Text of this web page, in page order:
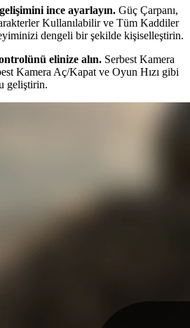
ince ayarlayın. Güç Çarpanı,
Kullanılabilir ve Tüm Kaddiler
dengeli bir şekilde kişiselleştirin.
elinize alın. Serbest Kamera
Kamera Aç/Kapat ve Oyun Hızı gibi
geliştirin.